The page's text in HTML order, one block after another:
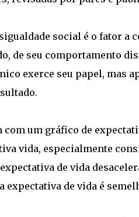
social é o fator
de seu comportamento
exerce seu papel, mas
um gráfico de
vida, especialmente
de vida
expectativa de vida é